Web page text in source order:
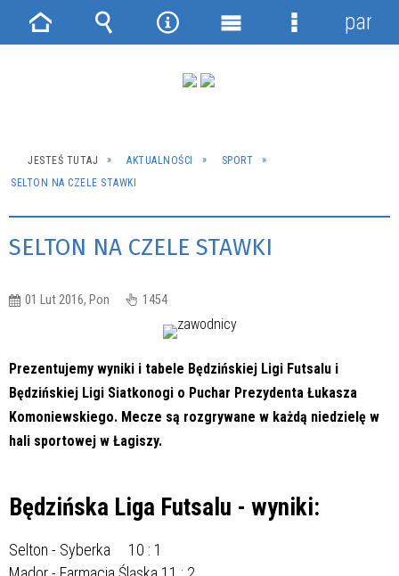
JESTEŚ TUTAJ AKTUALNOŚCI
SPORT
SELTON NA CZELE STAWKI
SELTON NA CZELE STAWKI
01 Lut 2016, Pon 1454
Prezentujemy wyniki i tabele Będzińskiej Ligi Futsalu i
Będzińskiej Ligi Siatkonogi o Puchar Prezydenta Łukasza
Komoniewskiego. Mecze są rozgrywane w każdą niedzielę w
hali sportowej w Łagiszy.
Będzińska Liga Futsalu - wyniki:
Selton - Syberka 10 : 1
Strona Wyszukiwarka
NarzędziaMenu
Menu
panel